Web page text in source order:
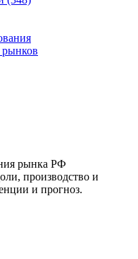
рынка РФ
производство и
и прогноз.